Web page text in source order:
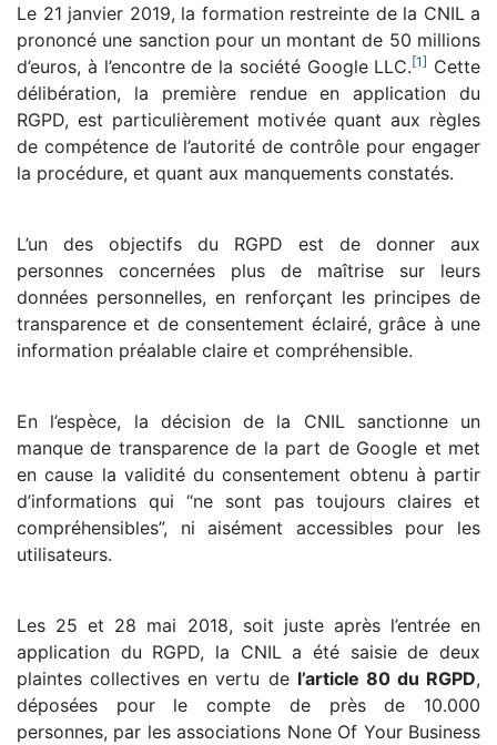
Le 21 janvier 2019, la formation restreinte de la CNIL a
prononcé une sanction pour un montant de 50 millions
d’euros, à l’encontre de la société Google LLC.[1] Cette
délibération, la première rendue en application du
RGPD, est particulièrement motivée quant aux règles
de compétence de l’autorité de contrôle pour engager
la procédure, et quant aux manquements constatés.
L’un des objectifs du RGPD est de donner aux
personnes concernées plus de maîtrise sur leurs
données personnelles, en renforçant les principes de
transparence et de consentement éclairé, grâce à une
information préalable claire et compréhensible.
En l’espèce, la décision de la CNIL sanctionne un
manque de transparence de la part de Google et met
en cause la validité du consentement obtenu à partir
d’informations qui “ne sont pas toujours claires et
compréhensibles”, ni aisément accessibles pour les
utilisateurs.
Les 25 et 28 mai 2018, soit juste après l’entrée en
application du RGPD, la CNIL a été saisie de deux
plaintes collectives en vertu de l’article 80 du RGPD,
déposées pour le compte de près de 10.000
personnes, par les associations None Of Your Business